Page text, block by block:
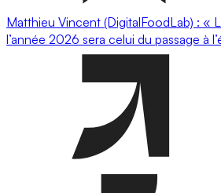
Matthieu Vincent (DigitalFoodLab) : «
l’année 2026 sera celui du passage à